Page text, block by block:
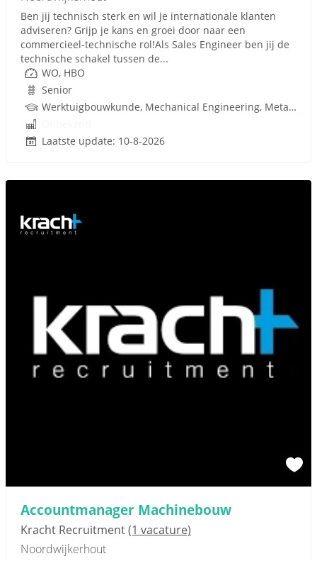
Ben jij technisch sterk en wil je internationale klanten
adviseren? Grijp je kans en groei door naar een
commercieel-technische rol!Als Sales Engineer ben jij de
technische schakel tussen de...
WO, HBO
Senior
Werktuigbouwkunde, Mechanical Engineering, Metaal, Procestechnologie, Techniek
Laatste update: 10-8-2026
Accountmanager Machinebouw
Kracht Recruitment(1 vacature)
Noordwijkerhout